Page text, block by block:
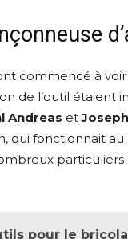
commencé à
de l’outil étaient
Andreas et
qui fonctionnait
pour le